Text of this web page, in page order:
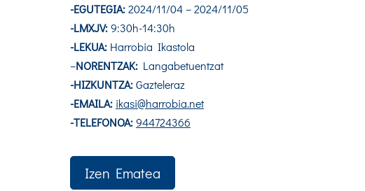
-EGUTEGIA:2024/11/04 – 2024/11/05
-LMXJV:9:30h-14:30h
-LEKUA: Harrobia Ikastola
–NORENTZAK:Langabetuentzat
-HIZKUNTZA:Gazteleraz
-EMAILA: ikasi@harrobia.net
-TELEFONOA:944724366
Izen Ematea